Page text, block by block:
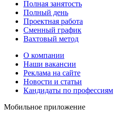
Полная занятость
Полный день
Проектная работа
Сменный график
Вахтовый метод
О компании
Наши вакансии
Реклама на сайте
Новости и статьи
Кандидаты по профессиям
Мобильное приложение